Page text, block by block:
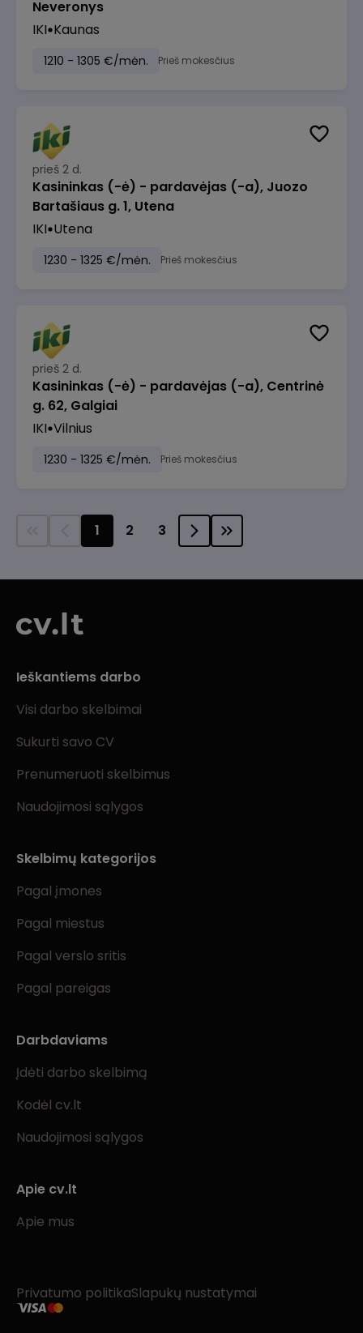
Neveronys
IKI Kaunas
1210 - 1305 €/mėn. Prieš mokesčius
prieš 2 d.
Kasininkas (-ė) - pardavėjas (-a), Juozo
Bartašiaus g. 1, Utena
IKI Utena
1230 - 1325 €/mėn. Prieš mokesčius
prieš 2 d.
Kasininkas (-ė) - pardavėjas (-a), Centrinė
g. 62, Galgiai
IKI Vilnius
1230 - 1325 €/mėn. Prieš mokesčius
1 2 3
Ieškantiems darbo
Visi darbo skelbimai
Sukurti savo CV
Prenumeruoti skelbimus
Naudojimosi sąlygos
Skelbimų kategorijos
Pagal įmones
Pagal miestus
Pagal verslo sritis
Pagal pareigas
Darbdaviams
Įdėti darbo skelbimą
Kodėl cv.lt
Naudojimosi sąlygos
Apie cv.lt
Apie mus
Privatumo politikaSlapukų nustatymai